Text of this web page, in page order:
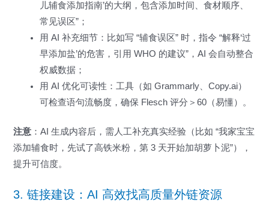
儿辅食添加指南’的大纲，包含添加时间、食材顺序、
常见误区”；
用 AI 补充细节：比如写 “辅食误区” 时，指令 “解释‘过
早添加盐’的危害，引用 WHO 的建议”，AI 会自动整合
权威数据；
用 AI 优化可读性：工具（如 Grammarly、Copy.ai）
可检查语句流畅度，确保 Flesch 评分＞60（易懂）。
注意 ：AI 生成内容后，需人工补充真实经验（比如 “我家宝宝
添加辅食时，先试了高铁米粉，第 3 天开始加胡萝卜泥”），
提升可信度。
3. 链接建设：AI 高效找高质量外链资源